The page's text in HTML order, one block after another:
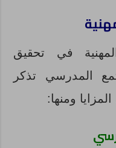
في تحقيق
المدرسي تذكر